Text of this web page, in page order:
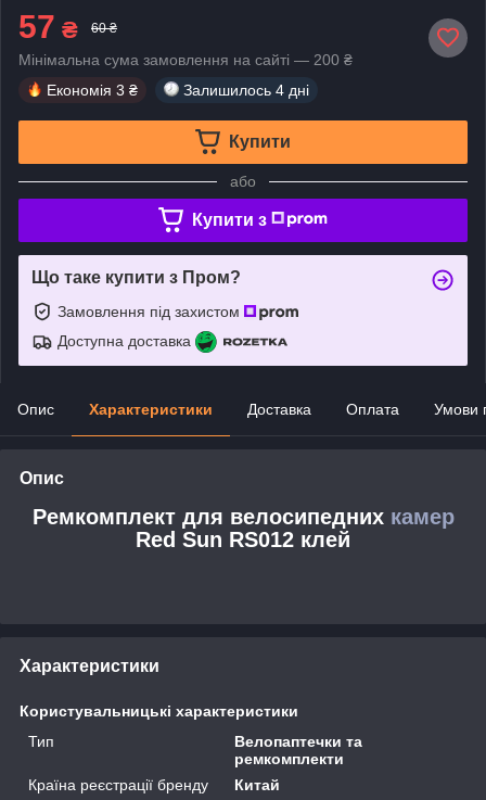
57 ₴ 60 ₴
Мінімальна сума замовлення на сайті — 200 ₴
Економія 3 ₴ Залишилось 4 дні
Купити
або
Купити з
Що таке купити з Пром?
Замовлення під захистом
Доступна доставка
Опис Характеристики Доставка Оплата Умови
Опис
Ремкомплект для велосипедних камер
Red Sun RS012 клей
Характеристики
Користувальницькі характеристики
Тип
Велопаптечки та
ремкомплекти
Країна реєстрації бренду
Китай